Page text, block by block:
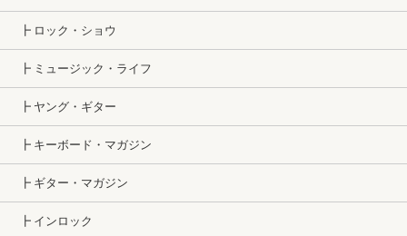
┣ ロック・ショウ
┣ ミュージック・ライフ
┣ ヤング・ギター
┣ キーボード・マガジン
┣ ギター・マガジン
┣ インロック